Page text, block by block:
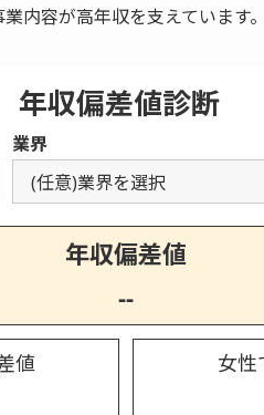
内容が高年収を支えています。
年収偏差値診断
業界
年収偏差値
--
値 女性